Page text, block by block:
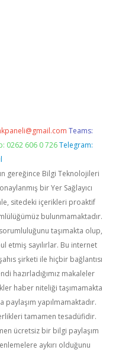
Teams:
0262 606 0 726 Telegram:
gereğince Bilgi Teknolojileri
bir Yer Sağlayıcı
sitedeki içerikleri proaktif
bulunmamaktadır.
taşımakta olup,
etmiş sayılırlar. Bu internet
şirketi ile hiçbir bağlantısı
hazırladığımız makaleler
haber niteliği taşımamakta
paylaşım yapılmamaktadır.
tamamen tesadüfidir.
ücretsiz bir bilgi paylaşım
aykırı olduğunu